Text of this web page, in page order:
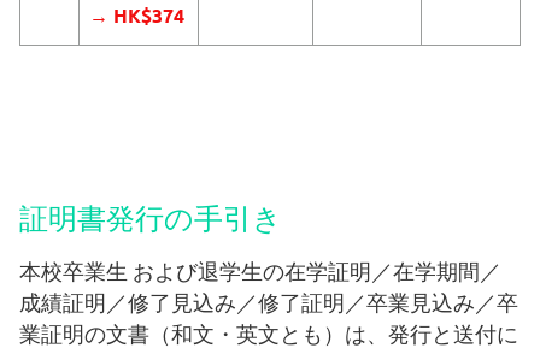
香港日本人学校とは
学校長あいさつ
→ HK$374
証明書発行の手引き
本校卒業生 および退学生の在学証明／在学期間／
成績証明／修了見込み／修了証明／卒業見込み／卒
業証明の文書（和文・英文とも）は、発行と送付に